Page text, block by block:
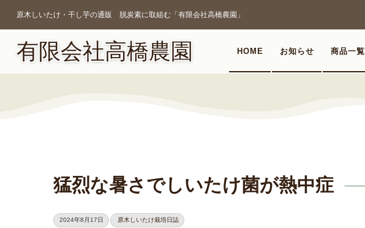
HOME お知らせ 商品一覧
有限会社高橋農園
原木しいたけ・干し芋の通販 脱炭素に取組む「有限会社高橋農園」
猛烈な暑さでしいたけ菌が熱中症
2024年8月17日 原木しいたけ栽培日誌